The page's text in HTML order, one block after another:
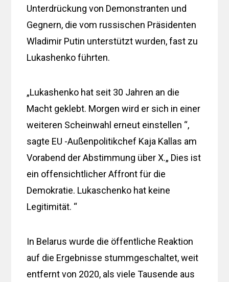
Unterdrückung von Demonstranten und
Gegnern, die vom russischen Präsidenten
Wladimir Putin unterstützt wurden, fast zu
Lukashenko führten.
„Lukashenko hat seit 30 Jahren an die
Macht geklebt. Morgen wird er sich in einer
weiteren Scheinwahl erneut einstellen “,
sagte EU -Außenpolitikchef Kaja Kallas am
Vorabend der Abstimmung über X.„ Dies ist
ein offensichtlicher Affront für die
Demokratie. Lukaschenko hat keine
Legitimität. “
In Belarus wurde die öffentliche Reaktion
auf die Ergebnisse stummgeschaltet, weit
entfernt von 2020, als viele Tausende aus